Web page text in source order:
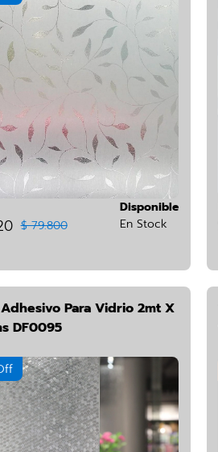
$ 79.800
Disponible
En Stock
Para Vidrio 2mt X
DF0095